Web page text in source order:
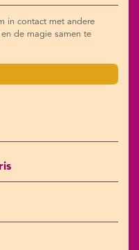
in contact met andere
de magie samen te